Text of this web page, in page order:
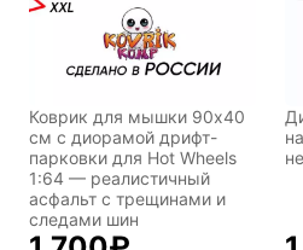
Коврик для мышки 90x40
см с диорамой дрифт-
парковки для Hot Wheels
1:64 — реалистичный
асфальт с трещинами и
следами шин